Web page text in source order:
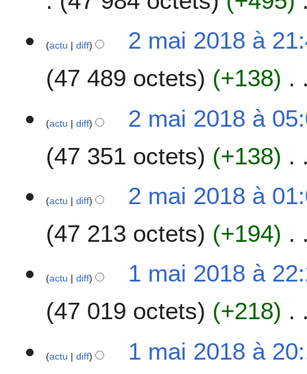
t
o
n
s
m
1
actu diff
2 mai 2018 à
47 489 octets
+138
actu diff
2 mai 2018 à
47 351 octets
+138
actu diff
2 mai 2018 à
47 213 octets
+194
m
1
actu diff
1 mai 2018 à
47 019 octets
+218
actu diff
1 mai 2018 à